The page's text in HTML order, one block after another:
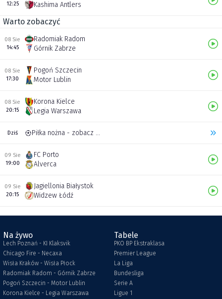
12:25
Kashima Antlers
Warto zobaczyć
08 Sie
14:45
Radomiak Radom
Górnik Zabrze
08 Sie
17:30
Pogoń Szczecin
Motor Lublin
08 Sie
20:15
Korona Kielce
Legia Warszawa
Dziś Piłka nożna - zobacz inne transmisje
09 Sie
19:00
FC Porto
Alverca
09 Sie
20:15
Jagiellonia Białystok
Widzew Łódź
Na żywo
Lech Poznań - KI Klaksvik
Chicago Fire - Necaxa
Wisła Kraków - Wisła Płock
Radomiak Radom - Górnik Zabrze
Pogoń Szczecin - Motor Lublin
Korona Kielce - Legia Warszawa
Tabele
PKO BP Ekstraklasa
Premier League
La Liga
Bundesliga
Serie A
Ligue 1